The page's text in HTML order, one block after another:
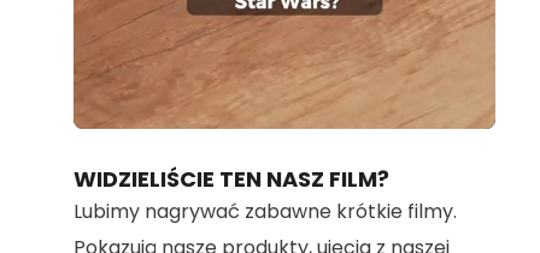
Unmute Loaded:
100.00%
WIDZIELIŚCIE TEN NASZ FILM?
Lubimy nagrywać zabawne krótkie filmy.